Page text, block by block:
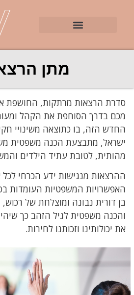
מתן
סדרת הרצאות מרתקות, החושפת
מכם בדרך הסוחפת את הקהל
החדש הזה, בו כתוצאה משינויי
ישראל, מתבצעת הכנה משפטית
מהותית, לטובת עתיד הילדים
ההרצאות מנגישות ידע הכרחי
האפשרויות המשפטיות העומדות
בן דורית נבונה ומוצלחת של
והכנה משפטית לגיל הזהב כך
את יכולותינו וזכותנו לחירות.